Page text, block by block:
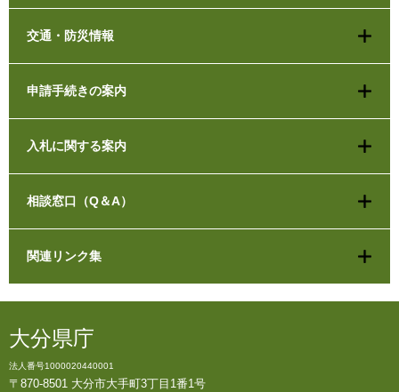
交通・防災情報
申請手続きの案内
入札に関する案内
相談窓口（Q＆A）
関連リンク集
大分県庁
法人番号1000020440001
〒870-8501 大分市大手町3丁目1番1号